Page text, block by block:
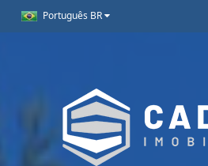
Português BR